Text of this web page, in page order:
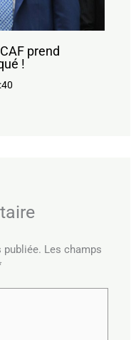
prend
!
publiée. Les champs